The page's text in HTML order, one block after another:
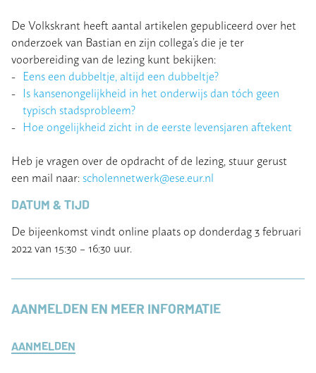
De Volkskrant heeft aantal artikelen gepubliceerd over het
onderzoek van Bastian en zijn collega’s die je ter
voorbereiding van de lezing kunt bekijken:
Eens een dubbeltje, altijd een dubbeltje?
Is kansenongelijkheid in het onderwijs dan tóch geen
typisch stadsprobleem?
Hoe ongelijkheid zicht in de eerste levensjaren aftekent
Heb je vragen over de opdracht of de lezing, stuur gerust
een mail naar: scholennetwerk@ese.eur.nl
DATUM & TIJD
De bijeenkomst vindt online plaats op donderdag 3 februari
2022 van 15:30 – 16:30 uur.
AANMELDEN EN MEER INFORMATIE
AANMELDEN